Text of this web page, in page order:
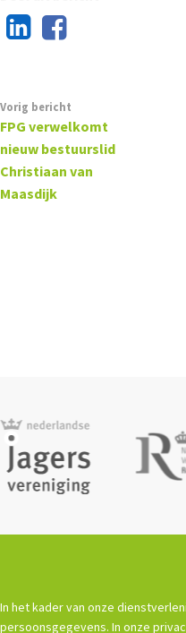
Vorig bericht
FPG verwelkomt
nieuw bestuurslid
Christiaan van
Maasdijk
In het kader van onze
persoonsgegevens. In onze